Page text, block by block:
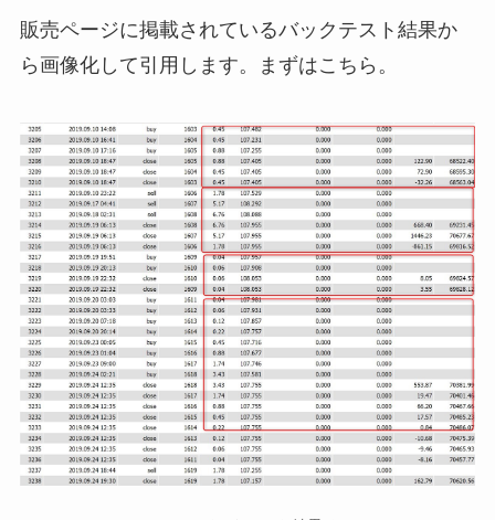
販売ページに掲載されているバックテスト結果か
ら画像化して引用します。まずはこちら。